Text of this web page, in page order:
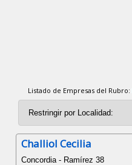
Listado de Empresas del Rubro:
Challiol Cecilia
Concordia - Ramírez 38